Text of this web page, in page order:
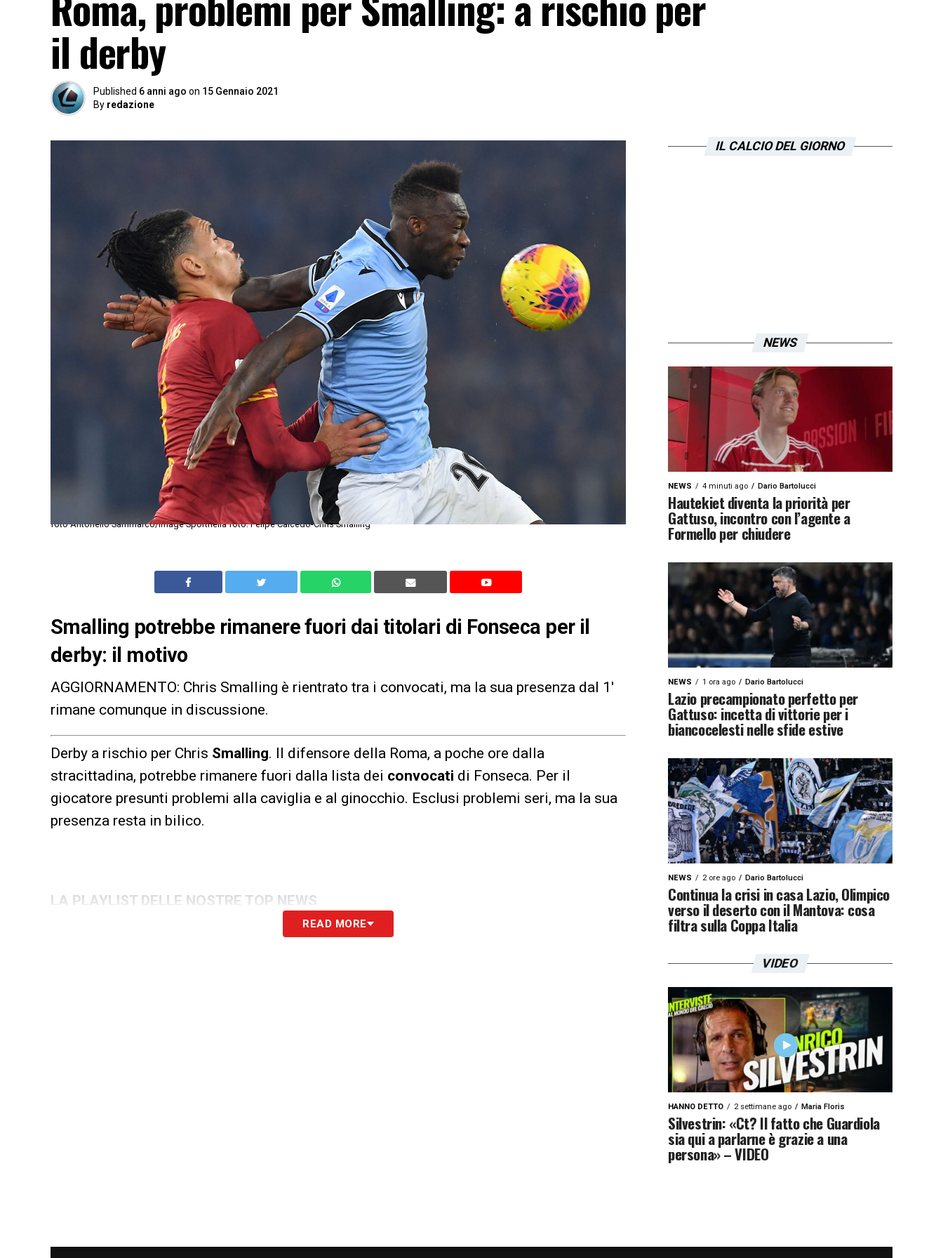
il derby
Published 6 anni ago on 15 Gennaio 2021
By redazione
foto Antonello Sammarco/Image Sportnella foto: Felipe Caicedo-Chris Smalling
Smalling potrebbe rimanere fuori dai titolari di Fonseca per il
derby: il motivo
AGGIORNAMENTO: Chris Smalling è rientrato tra i convocati, ma la sua presenza dal 1′
rimane comunque in discussione.
Derby a rischio per Chris Smalling. Il difensore della Roma, a poche ore dalla
stracittadina, potrebbe rimanere fuori dalla lista dei convocati di Fonseca. Per il
giocatore presunti problemi alla caviglia e al ginocchio. Esclusi problemi seri, ma la sua
presenza resta in bilico.
LA PLAYLIST DELLE NOSTRE TOP NEWS
READ MORE
IL CALCIO DEL GIORNO
NEWS
NEWS 4 minuti ago Dario Bartolucci
Hautekiet diventa la priorità per
Gattuso, incontro con l’agente a
Formello per chiudere
NEWS 1 ora ago Dario Bartolucci
Lazio precampionato perfetto per
Gattuso: incetta di vittorie per i
biancocelesti nelle sfide estive
NEWS 2 ore ago Dario Bartolucci
Continua la crisi in casa Lazio, Olimpico
verso il deserto con il Mantova: cosa
filtra sulla Coppa Italia
VIDEO
HANNO DETTO 2 settimane ago Maria Floris
Silvestrin: «Ct? Il fatto che Guardiola
sia qui a parlarne è grazie a una
persona» – VIDEO